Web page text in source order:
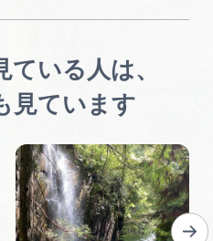
いる人は、
見ています